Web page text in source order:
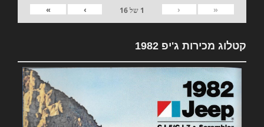
«
‹
1 של16
›
»
קטלוג מכירות ג'יפ 1982